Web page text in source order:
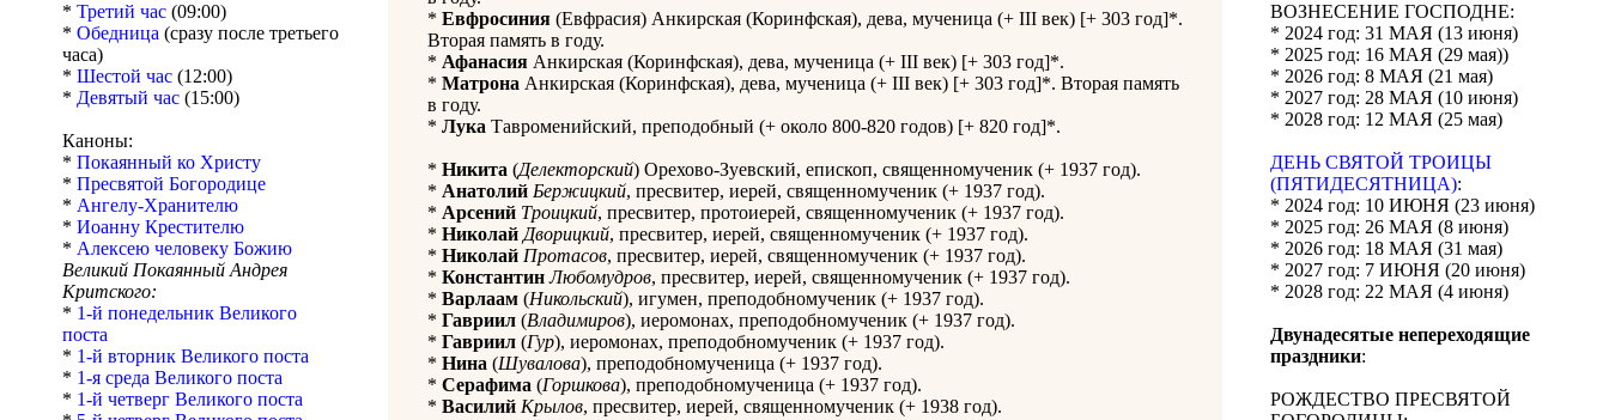
* Третий час (09:00)
* Обедница (сразу после третьего
часа)
* Шестой час (12:00)
* Девятый час (15:00)
Каноны:
* Покаянный ко Христу
* Пресвятой Богородице
* Ангелу-Хранителю
* Иоанну Крестителю
* Алексею человеку Божию
Великий Покаянный Андрея
Критского:
* 1-й понедельник Великого
поста
* 1-й вторник Великого поста
* 1-я среда Великого поста
* 1-й четверг Великого поста
* Евфросиния (Евфрасия) Анкирская (Коринфская), дева, мученица (+ III век) [+ 303 год]*.
Вторая память в году.
* Афанасия Анкирская (Коринфская), дева, мученица (+ III век) [+ 303 год]*.
* Матрона Анкирская (Коринфская), дева, мученица (+ III век) [+ 303 год]*. Вторая память
в году.
* Лука Тавроменийский, преподобный (+ около 800-820 годов) [+ 820 год]*.
* Никита (Делекторский) Орехово-Зуевский, епископ, священномученик (+ 1937 год).
* Анатолий Бержицкий, пресвитер, иерей, священномученик (+ 1937 год).
* Арсений Троицкий, пресвитер, протоиерей, священномученик (+ 1937 год).
* Николай Дворицкий, пресвитер, иерей, священномученик (+ 1937 год).
* Николай Протасов, пресвитер, иерей, священномученик (+ 1937 год).
* Константин Любомудров, пресвитер, иерей, священномученик (+ 1937 год).
* Варлаам (Никольский), игумен, преподобномученик (+ 1937 год).
* Гавриил (Владимиров), иеромонах, преподобномученик (+ 1937 год).
* Гавриил (Гур), иеромонах, преподобномученик (+ 1937 год).
* Нина (Шувалова), преподобномученица (+ 1937 год).
* Серафима (Горшкова), преподобномученица (+ 1937 год).
* Василий Крылов, пресвитер, иерей, священномученик (+ 1938 год).
ВОЗНЕСЕНИЕ ГОСПОДНЕ:
* 2024 год: 31 МАЯ (13 июня)
* 2025 год: 16 МАЯ (29 мая))
* 2026 год: 8 МАЯ (21 мая)
* 2027 год: 28 МАЯ (10 июня)
* 2028 год: 12 МАЯ (25 мая)
ДЕНЬ СВЯТОЙ ТРОИЦЫ
(ПЯТИДЕСЯТНИЦА):
* 2024 год: 10 ИЮНЯ (23 июня)
* 2025 год: 26 МАЯ (8 июня)
* 2026 год: 18 МАЯ (31 мая)
* 2027 год: 7 ИЮНЯ (20 июня)
* 2028 год: 22 МАЯ (4 июня)
Двунадесятые непереходящие
праздники:
РОЖДЕСТВО ПРЕСВЯТОЙ